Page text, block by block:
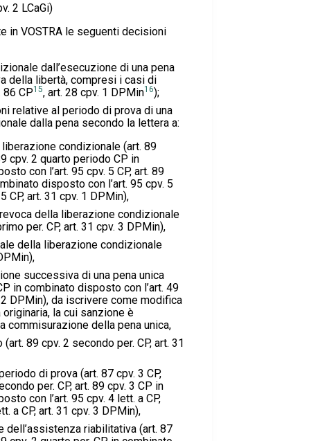
2 LCaGi)
in VOSTRA le seguenti decisioni
dall’esecuzione di una pena
della libertà, compresi i casi di
86 CP15, art. 28 cpv. 1 DPMin16);
relative al periodo di prova di una
dalla pena secondo la lettera a:
condizionale (art. 89
cpv. 2 quarto periodo CP in
con l’art. 95 cpv. 5 CP, art. 89
disposto con l’art. 95 cpv. 5
CP, art. 31 cpv. 1 DPMin),
della liberazione condizionale
per. CP, art. 31 cpv. 3 DPMin),
della liberazione condizionale
successiva di una pena unica
in combinato disposto con l’art. 49
2 DPMin), da iscrivere come modifica
la cui sanzione è
commisurazione della pena unica,
(art. 89 cpv. 2 secondo per. CP, art. 31
di prova (art. 87 cpv. 3 CP,
per. CP, art. 89 cpv. 3 CP in
con l’art. 95 cpv. 4 lett. a CP,
a CP, art. 31 cpv. 3 DPMin),
dell’assistenza riabilitativa (art. 87